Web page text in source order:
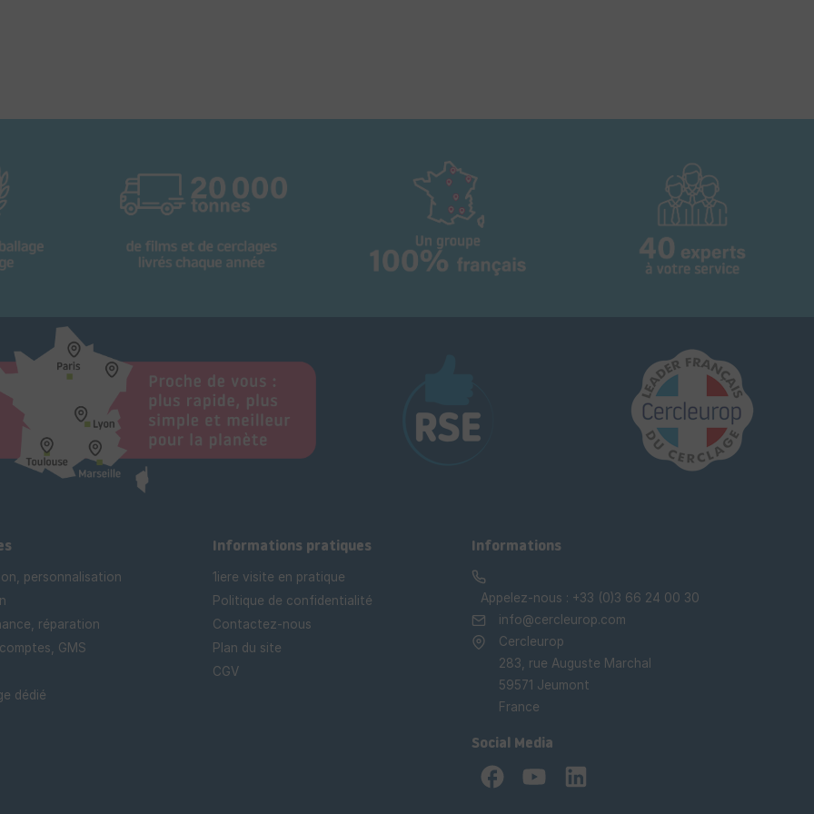
personnalisation
réparation
GMS
dédié
Informations pratiques
1iere visite en pratique
Politique de confidentialité
Contactez-nous
Plan du site
CGV
Informations
Appelez-nous : +33 (0)3 66 24 00 30
info@cercleurop.com
Cercleurop
283, rue Auguste Marchal
59571 Jeumont
France
Social Media